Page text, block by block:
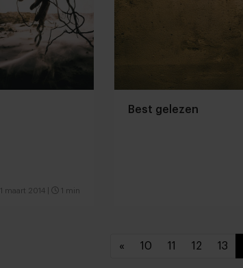
11 maart 2014 1 min
Best gelezen
« 10 11 12 13